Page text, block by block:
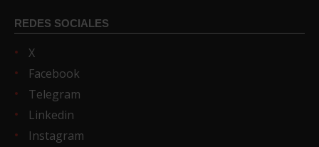
REDES SOCIALES
X
Facebook
Telegram
Linkedin
Instagram